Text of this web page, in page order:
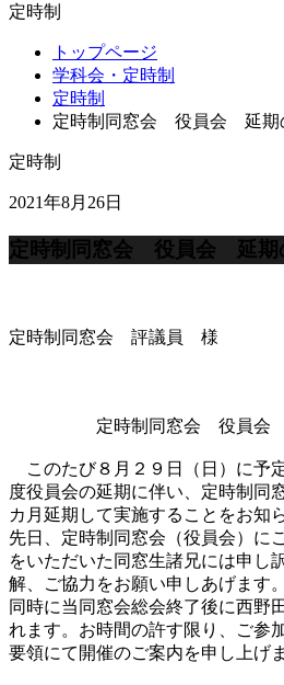
定時制
トップページ
学科会・定時制
定時制
定時制同窓会 役員会 延期
定時制
2021年8月26日
定時制同窓会 役員会 延期
定時制同窓会 評議員 様
定時制同窓会 役員会
このたび８月２９日（日）に予
度役員会の延期に伴い、定時制同
カ月延期して実施することをお知
先日、定時制同窓会（役員会）に
をいただいた同窓生諸兄には申し
解、ご協力をお願い申しあげます。
同時に当同窓会総会終了後に西野
れます。お時間の許す限り、ご参
要領にて開催のご案内を申し上げま